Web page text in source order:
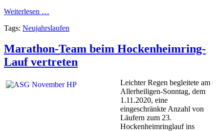
Weiterlesen …
Tags: Neujahrslaufen
Marathon-Team beim Hockenheimring-
Lauf vertreten
Leichter Regen begleitete am
Allerheiligen-Sonntag, dem
1.11.2020, eine
eingeschränkte Anzahl von
Läufern zum 23.
Hockenheimringlauf ins